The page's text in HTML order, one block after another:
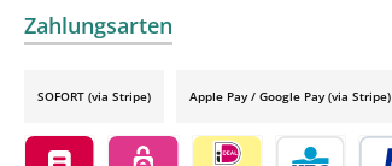
Zahlungsarten
SOFORT (via Stripe) Apple Pay / Google Pay (via Stripe)